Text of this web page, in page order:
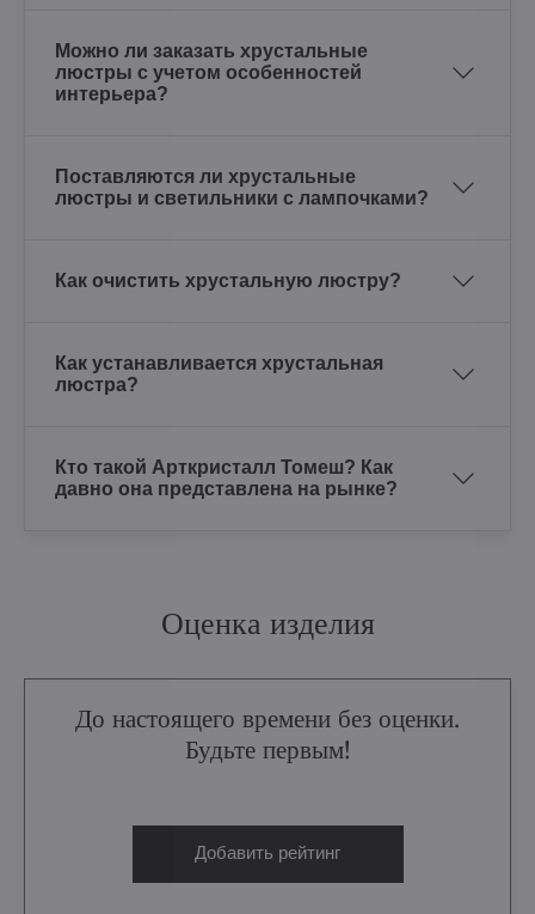
Можно ли заказать хрустальные
люстры с учетом особенностей
интерьера?
Поставляются ли хрустальные
люстры и светильники с лампочками?
Как очистить хрустальную люстру?
Как устанавливается хрустальная
люстра?
Кто такой Арткристалл Томеш? Как
давно она представлена на рынке?
Оценка изделия
До настоящего времени без оценки.
Будьте первым!
Добавить рейтинг